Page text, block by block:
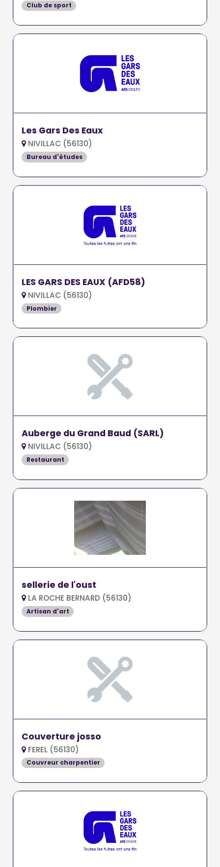
Club de sport
Les Gars Des Eaux
NIVILLAC (56130)
Bureau d'études
LES GARS DES EAUX (AFD58)
NIVILLAC (56130)
Plombier
Auberge du Grand Baud (SARL)
NIVILLAC (56130)
Restaurant
sellerie de l'oust
LA ROCHE BERNARD (56130)
Artisan d'art
Couverture josso
FEREL (56130)
Couvreur charpentier